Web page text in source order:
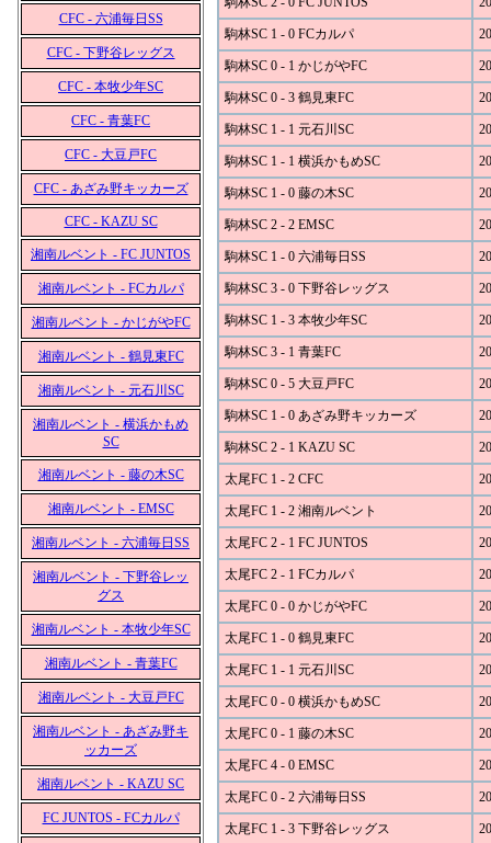
CFC - 六浦毎日SS
CFC - 下野谷レッグス
CFC - 本牧少年SC
CFC - 青葉FC
CFC - 大豆戸FC
CFC - あざみ野キッカーズ
CFC - KAZU SC
湘南ルベント - FC JUNTOS
湘南ルベント - FCカルパ
湘南ルベント - かじがやFC
湘南ルベント - 鶴見東FC
湘南ルベント - 元石川SC
湘南ルベント - 横浜かもめ
SC
湘南ルベント - 藤の木SC
湘南ルベント - EMSC
湘南ルベント - 六浦毎日SS
湘南ルベント - 下野谷レッ
グス
湘南ルベント - 本牧少年SC
湘南ルベント - 青葉FC
湘南ルベント - 大豆戸FC
湘南ルベント - あざみ野キ
ッカーズ
湘南ルベント - KAZU SC
FC JUNTOS - FCカルパ
駒林SC 1 - 0 FCカルパ
駒林SC 0 - 1 かじがやFC
駒林SC 0 - 3 鶴見東FC
駒林SC 1 - 1 元石川SC
駒林SC 1 - 1 横浜かもめSC
駒林SC 1 - 0 藤の木SC
駒林SC 2 - 2 EMSC
駒林SC 1 - 0 六浦毎日SS
駒林SC 3 - 0 下野谷レッグス
駒林SC 1 - 3 本牧少年SC
駒林SC 3 - 1 青葉FC
駒林SC 0 - 5 大豆戸FC
駒林SC 1 - 0 あざみ野キッカーズ
駒林SC 2 - 1 KAZU SC
太尾FC 1 - 2 CFC
太尾FC 1 - 2 湘南ルベント
太尾FC 2 - 1 FC JUNTOS
太尾FC 2 - 1 FCカルパ
太尾FC 0 - 0 かじがやFC
太尾FC 1 - 0 鶴見東FC
太尾FC 1 - 1 元石川SC
太尾FC 0 - 0 横浜かもめSC
太尾FC 0 - 1 藤の木SC
太尾FC 4 - 0 EMSC
太尾FC 0 - 2 六浦毎日SS
太尾FC 1 - 3 下野谷レッグス